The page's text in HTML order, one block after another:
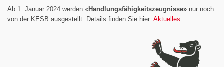
Ab 1. Januar 2024 werden «Handlungsfähigkeitszeugnisse» nur noch
von der KESB ausgestellt. Details finden Sie hier: Aktuelles